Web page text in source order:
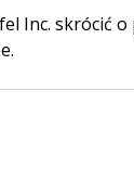
Inc. skrócić o